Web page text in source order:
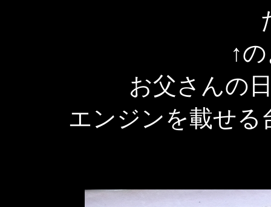
↑
お父さんの
エンジンを載せる